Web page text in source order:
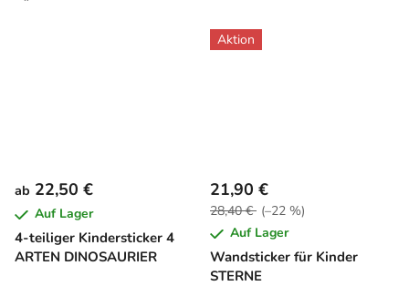
4-teiliger Kindersticker 4
ARTEN DINOSAURIER
ab 22,50 €
Auf Lager
Aktion
Wandsticker für Kinder
STERNE
21,90 €
28,40 € (–22 %)
Auf Lager